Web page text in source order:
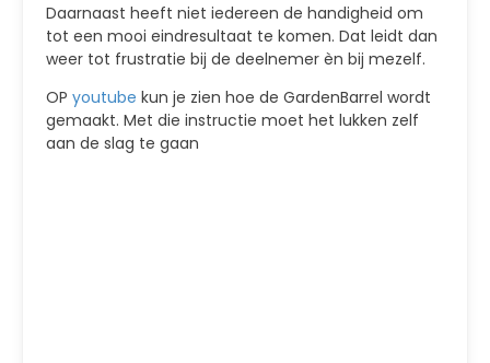
Daarnaast heeft niet iedereen de handigheid om
tot een mooi eindresultaat te komen. Dat leidt dan
weer tot frustratie bij de deelnemer èn bij mezelf.
OP youtube kun je zien hoe de GardenBarrel wordt
gemaakt. Met die instructie moet het lukken zelf
aan de slag te gaan